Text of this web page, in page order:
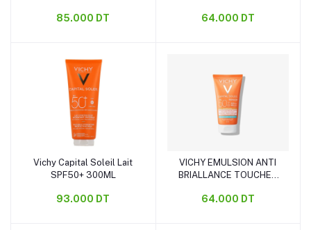
85.000 DT 64.000 DT
Ajouter au panier
Vichy Capital Soleil Lait
SPF50+ 300ML
93.000 DT
Ajouter au panier
VICHY EMULSION ANTI
BRIALLANCE TOUCHER
SPF50 50ML
64.000 DT